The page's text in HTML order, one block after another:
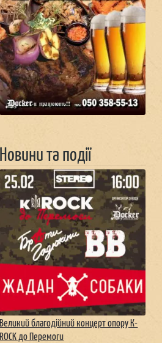
Новини та події
Великий благодійний концерт опору К-
ROCK до Перемоги